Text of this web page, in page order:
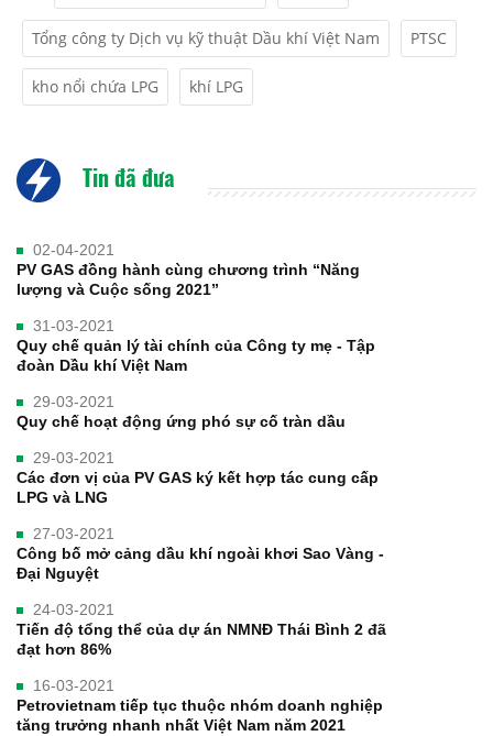
Tổng công ty Dịch vụ kỹ thuật Dầu khí Việt Nam PTSC
kho nổi chứa LPG khí LPG
Tin đã đưa
02-04-2021
PV GAS đồng hành cùng chương trình “Năng
lượng và Cuộc sống 2021”
31-03-2021
Quy chế quản lý tài chính của Công ty mẹ - Tập
đoàn Dầu khí Việt Nam
29-03-2021
Quy chế hoạt động ứng phó sự cố tràn dầu
29-03-2021
Các đơn vị của PV GAS ký kết hợp tác cung cấp
LPG và LNG
27-03-2021
Công bố mở cảng dầu khí ngoài khơi Sao Vàng -
Đại Nguyệt
24-03-2021
Tiến độ tổng thể của dự án NMNĐ Thái Bình 2 đã
đạt hơn 86%
16-03-2021
Petrovietnam tiếp tục thuộc nhóm doanh nghiệp
tăng trưởng nhanh nhất Việt Nam năm 2021